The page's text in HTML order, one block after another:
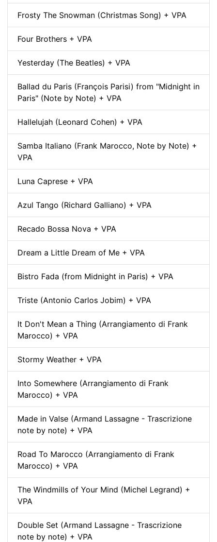
Frosty The Snowman (Christmas Song) + VPA
Four Brothers + VPA
Yesterday (The Beatles) + VPA
Ballad du Paris (François Parisi) from "Midnight in
Paris" (Note by Note) + VPA
Hallelujah (Leonard Cohen) + VPA
Samba Italiano (Frank Marocco, Note by Note) +
VPA
Luna Caprese + VPA
Azul Tango (Richard Galliano) + VPA
Recado Bossa Nova + VPA
Dream a Little Dream of Me + VPA
Bistro Fada (from Midnight in Paris) + VPA
Triste (Antonio Carlos Jobim) + VPA
It Don't Mean a Thing (Arrangiamento di Frank
Marocco) + VPA
Stormy Weather + VPA
Into Somewhere (Arrangiamento di Frank
Marocco) + VPA
Made in Valse (Armand Lassagne - Trascrizione
note by note) + VPA
Road To Marocco (Arrangiamento di Frank
Marocco) + VPA
The Windmills of Your Mind (Michel Legrand) +
VPA
Double Set (Armand Lassagne - Trascrizione
note by note) + VPA